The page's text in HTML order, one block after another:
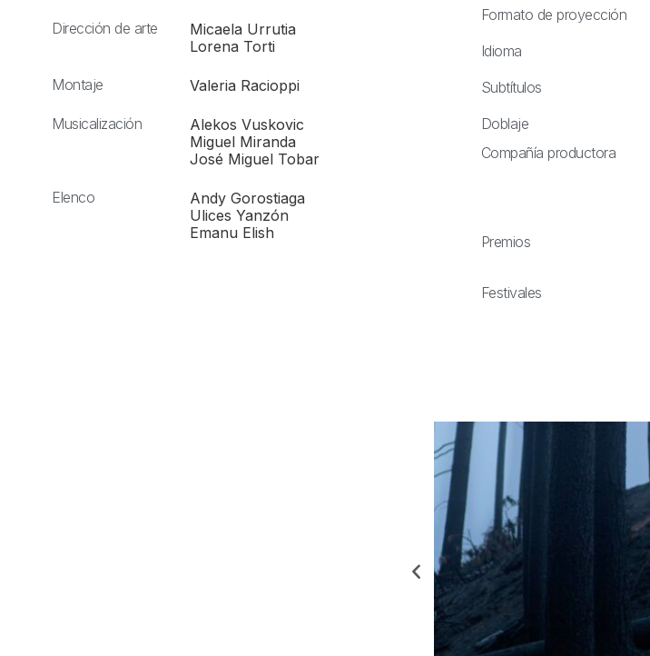
Dirección de arte
Micaela Urrutia
Lorena Torti
Montaje Valeria Racioppi
Musicalización
Alekos Vuskovic
Miguel Miranda
José Miguel Tobar
Elenco
Andy Gorostiaga
Ulices Yanzón
Emanu Elish
Formato de proyección
Idioma
Subtítulos
Doblaje
Compañía productora
Premios
Festivales